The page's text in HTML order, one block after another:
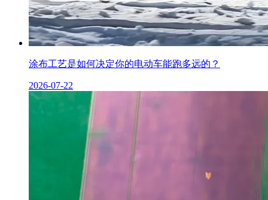
涂布工艺是如何决定你的电动车能跑多远的？
2026-07-22